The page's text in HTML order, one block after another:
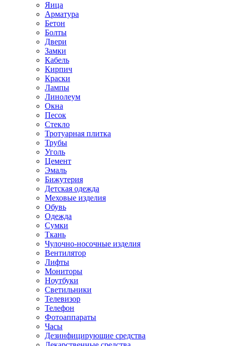
Яица
Арматура
Бетон
Болты
Двери
Замки
Кабель
Кирпич
Краски
Лампы
Линолеум
Окна
Песок
Стекло
Тротуарная плитка
Трубы
Уголь
Цемент
Эмаль
Бижутерия
Детская одежда
Меховые изделия
Обувь
Одежда
Сумки
Ткань
Чулочно-носочные изделия
Вентилятор
Лифты
Мониторы
Ноутбуки
Светильники
Телевизор
Телефон
Фотоаппараты
Часы
Дезинфицирующие средства